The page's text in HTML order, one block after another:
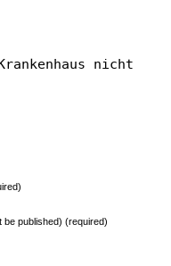
nicht
be published) (required)